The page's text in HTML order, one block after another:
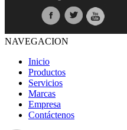
NAVEGACION
Inicio
Productos
Servicios
Marcas
Empresa
Contáctenos